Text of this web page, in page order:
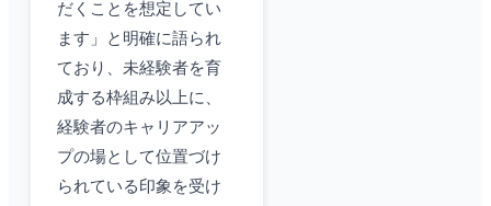
だくことを想定してい
ます」と明確に語られ
ており、未経験者を育
成する枠組み以上に、
経験者のキャリアアッ
プの場として位置づけ
られている印象を受け